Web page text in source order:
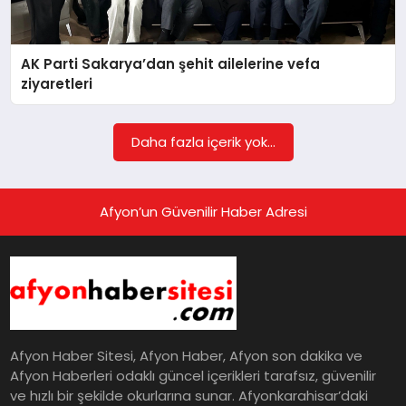
EKONOMI
AK Parti Sakarya’dan şehit ailelerine vefa
ziyaretleri
Daha fazla içerik yok...
Afyon’un Güvenilir Haber Adresi
Afyon Haber Sitesi, Afyon Haber, Afyon son dakika ve
Afyon Haberleri odaklı güncel içerikleri tarafsız, güvenilir
ve hızlı bir şekilde okurlarına sunar. Afyonkarahisar’daki